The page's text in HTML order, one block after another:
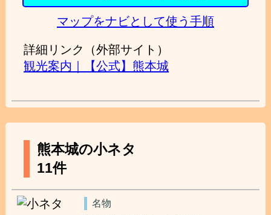
マップをナビとして使う手順
詳細リンク（外部サイト）
観光案内｜【公式】熊本城
熊本城の小ネタ
11件
名物